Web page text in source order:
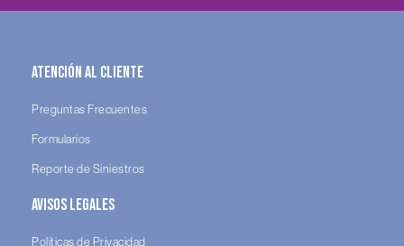
Atención al Cliente
Preguntas Frecuentes
Formularios
Reporte de Siniestros
Avisos legales
Políticas de Privacidad